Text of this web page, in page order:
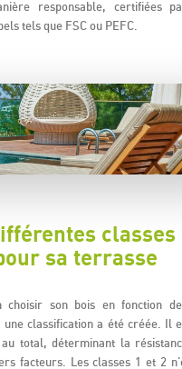
responsable, certifiées
tels que FSC ou PEFC.
classes
sa terrasse
choisir son bois en fonction
une classification a été créée. Il
au total, déterminant la
facteurs. Les classes 1 et 2